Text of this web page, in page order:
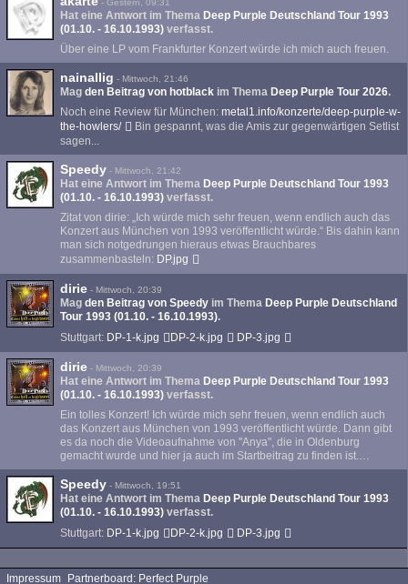
- Gestern, 09:31
Hat eine Antwort im Thema Deep Purple Deutschland Tour 1993
(01.10. - 16.10.1993) verfasst.
Über eine LP vom Frankfurter Konzert würde ich mich auch freuen.
nainallig - Mittwoch, 21:46
Mag den Beitrag von hotblack im Thema Deep Purple Tour 2026.
Noch eine Review für München: metal1.info/konzerte/deep-purple-w-
the-howlers/
Bin gespannt, was die Amis zur gegenwärtigen Setlist
sagen...
Speedy - Mittwoch, 21:42
Hat eine Antwort im Thema Deep Purple Deutschland Tour 1993
(01.10. - 16.10.1993) verfasst.
Zitat von dirie: „Ich würde mich sehr freuen, wenn endlich auch das
Konzert aus München von 1993 veröffentlicht würde.“ Bis dahin kann
man sich notgedrungen hieraus etwas Brauchbares
zusammenbasteln: DP.jpg
dirie - Mittwoch, 20:39
Mag den Beitrag von Speedy im Thema Deep Purple Deutschland
Tour 1993 (01.10. - 16.10.1993).
Stuttgart: DP-1-k.jpg DP-2-k.jpg DP-3.jpg
dirie - Mittwoch, 20:39
Hat eine Antwort im Thema Deep Purple Deutschland Tour 1993
(01.10. - 16.10.1993) verfasst.
Ein tolles Konzert! Ich würde mich sehr freuen, wenn endlich auch
das Konzert aus München von 1993 veröffentlicht würde. Dann gibt
es da noch die Videoaufnahme von "Anya", die in Oldenburg
gemacht wurde und hier ja auch im Startbeitrag zu finden ist.…
Speedy - Mittwoch, 19:51
Hat eine Antwort im Thema Deep Purple Deutschland Tour 1993
(01.10. - 16.10.1993) verfasst.
Stuttgart: DP-1-k.jpg DP-2-k.jpg DP-3.jpg
Impressum Partnerboard: Perfect Purple